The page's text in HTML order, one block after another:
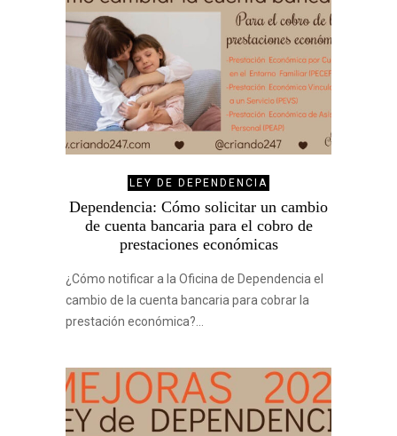
LEY DE DEPENDENCIA
Dependencia: Cómo solicitar un cambio
de cuenta bancaria para el cobro de
prestaciones económicas
¿Cómo notificar a la Oficina de Dependencia el
cambio de la cuenta bancaria para cobrar la
prestación económica?…